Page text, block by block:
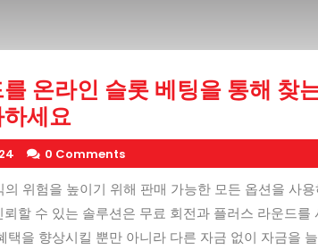
온라인 슬롯 베팅을 통해 찾
세요
0 Comments
위험을 높이기 위해 판매 가능한 모든 옵션을 사
할 수 있는 솔루션은 무료 회전과 플러스 라운드를
을 향상시킬 뿐만 아니라 다른 자금 없이 자금을